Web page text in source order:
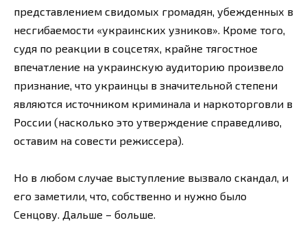
представлением свидомых громадян, убежденных в
несгибаемости «украинских узников». Кроме того,
судя по реакции в соцсетях, крайне тягостное
впечатление на украинскую аудиторию произвело
признание, что украинцы в значительной степени
являются источником криминала и наркоторговли в
России (насколько это утверждение справедливо,
оставим на совести режиссера).
Но в любом случае выступление вызвало скандал, и
его заметили, что, собственно и нужно было
Сенцову. Дальше – больше.